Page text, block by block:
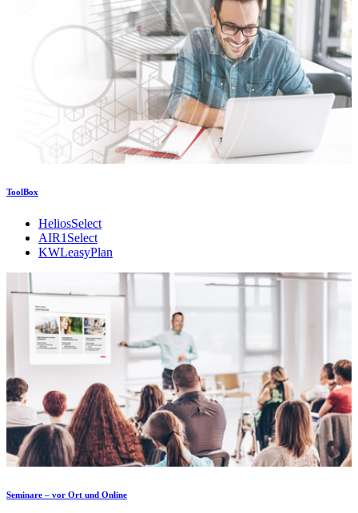
ToolBox
HeliosSelect
AIR1Select
KWLeasyPlan
Seminare – vor Ort und Online